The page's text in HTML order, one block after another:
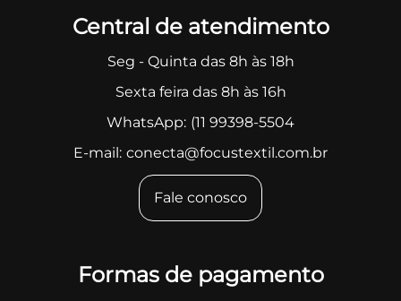
Central de atendimento
Seg - Quinta das 8h às 18h
Sexta feira das 8h às 16h
WhatsApp: (11 99398-5504
E-mail: conecta@focustextil.com.br
Fale conosco
Formas de pagamento